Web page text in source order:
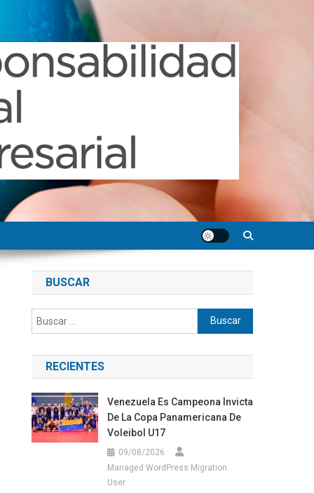
BUSCAR
Buscar:
RECIENTES
Venezuela Es Campeona Invicta
De La Copa Panamericana De
Voleibol U17
09/08/2026
Managed WordPress Migration
User